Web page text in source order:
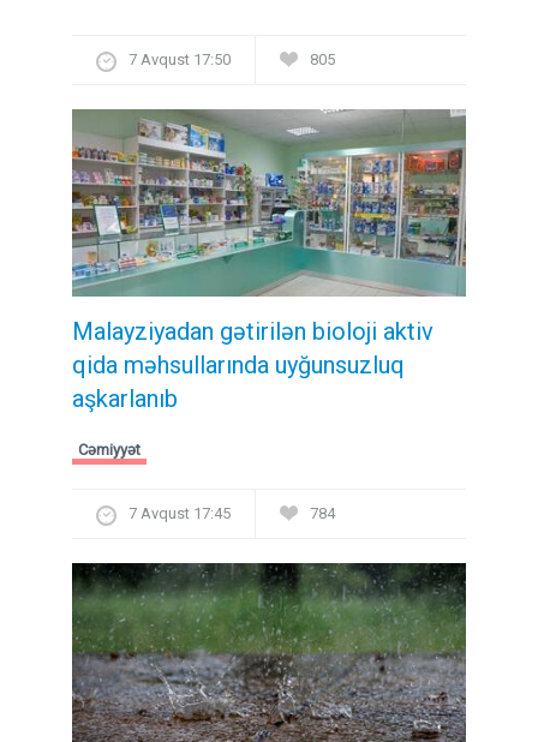
7 Avqust 17:50 805
Malayziyadan gətirilən bioloji aktiv
qida məhsullarında uyğunsuzluq
aşkarlanıb
Cəmiyyət
7 Avqust 17:45 784